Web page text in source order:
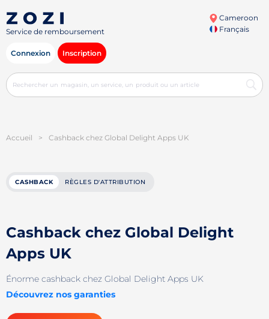
Service de remboursement
Cameroon
Français
Connexion Inscription
Accueil > Cashback chez Global Delight Apps UK
CASHBACK RÈGLES D'ATTRIBUTION
Cashback chez Global Delight
Apps UK
Énorme cashback chez Global Delight Apps UK
Découvrez nos garanties